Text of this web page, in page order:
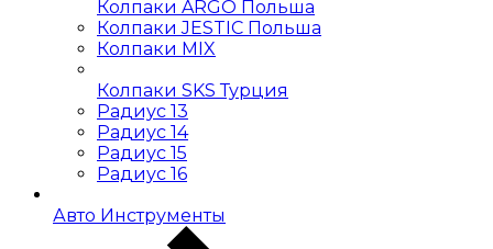
Колпаки ARGO Польша
Колпаки JESTIC Польша
Колпаки MIX
Колпаки SKS Турция
Радиус 13
Радиус 14
Радиус 15
Радиус 16
Авто Инструменты